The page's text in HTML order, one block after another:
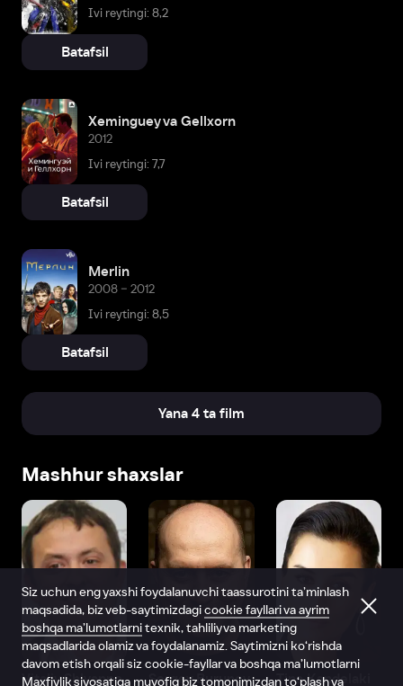
Ivi reytingi: 8,2
Batafsil
Xeminguey va Gellxorn
2012
Ivi reytingi: 7,7
Batafsil
Merlin
2008 – 2012
Ivi reytingi: 8,5
Batafsil
Yana 4 ta film
Mashhur shaxslar
Vitaliy Shlyappo Sergey Burunov Tina Kandelaki
Siz uchun eng yaxshi foydalanuvchi taassurotini ta’minlash
maqsadida, biz veb-saytimizdagicookie fayllari va ayrim
boshqa ma’lumotlarnitexnik, tahliliy va marketing
maqsadlarida olamiz va foydalanamiz. Saytimizni ko‘rishda
davom etish orqali siz cookie-fayllar va boshqa ma’lumotlarni
Maxfiylik siyosatiga muvofiq biz tomonimizdan to‘plash va